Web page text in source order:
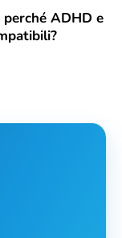
perché ADHD e